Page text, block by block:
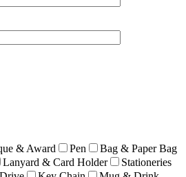
& Award Pen
Bag & Paper Bag
Lanyard & Card Holder
Stationeries